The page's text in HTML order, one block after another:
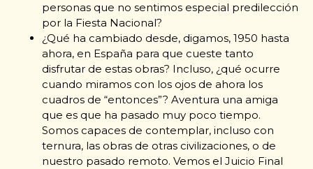
personas que no sentimos especial predilección
por la Fiesta Nacional?
¿Qué ha cambiado desde, digamos, 1950 hasta
ahora, en España para que cueste tanto
disfrutar de estas obras? Incluso, ¿qué ocurre
cuando miramos con los ojos de ahora los
cuadros de “entonces”? Aventura una amiga
que es que ha pasado muy poco tiempo.
Somos capaces de contemplar, incluso con
ternura, las obras de otras civilizaciones, o de
nuestro pasado remoto. Vemos el Juicio Final